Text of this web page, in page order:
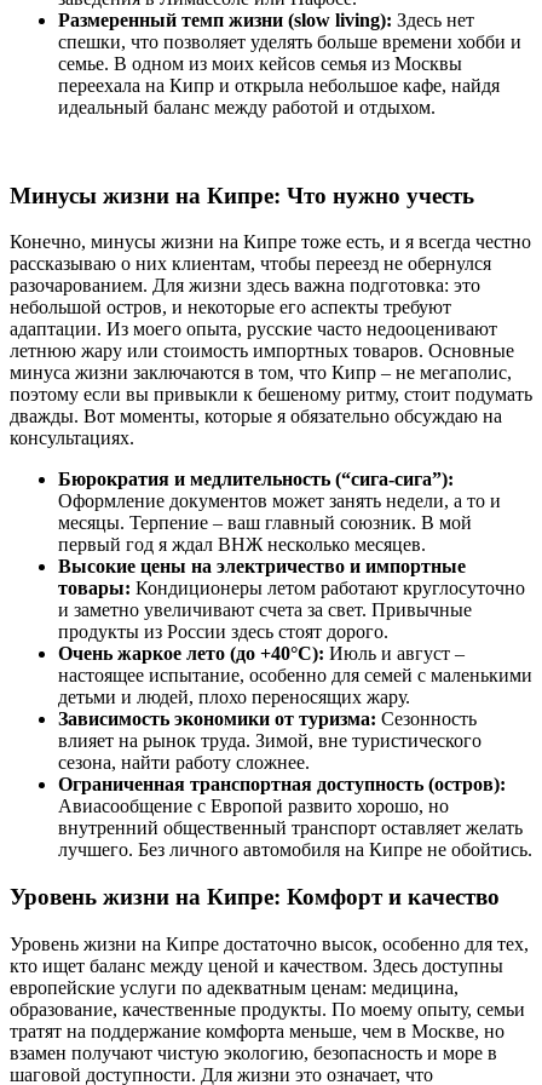
Размеренный темп жизни (slow living): Здесь нет
спешки, что позволяет уделять больше времени хобби и
семье. В одном из моих кейсов семья из Москвы
переехала на Кипр и открыла небольшое кафе, найдя
идеальный баланс между работой и отдыхом.
Минусы жизни на Кипре: Что нужно учесть
Конечно, минусы жизни на Кипре тоже есть, и я всегда честно
рассказываю о них клиентам, чтобы переезд не обернулся
разочарованием. Для жизни здесь важна подготовка: это
небольшой остров, и некоторые его аспекты требуют
адаптации. Из моего опыта, русские часто недооценивают
летнюю жару или стоимость импортных товаров. Основные
минуса жизни заключаются в том, что Кипр – не мегаполис,
поэтому если вы привыкли к бешеному ритму, стоит подумать
дважды. Вот моменты, которые я обязательно обсуждаю на
консультациях.
Бюрократия и медлительность (“сига-сига”):
Оформление документов может занять недели, а то и
месяцы. Терпение – ваш главный союзник. В мой
первый год я ждал ВНЖ несколько месяцев.
Высокие цены на электричество и импортные
товары: Кондиционеры летом работают круглосуточно
и заметно увеличивают счета за свет. Привычные
продукты из России здесь стоят дорого.
Очень жаркое лето (до +40°C): Июль и август –
настоящее испытание, особенно для семей с маленькими
детьми и людей, плохо переносящих жару.
Зависимость экономики от туризма: Сезонность
влияет на рынок труда. Зимой, вне туристического
сезона, найти работу сложнее.
Ограниченная транспортная доступность (остров):
Авиасообщение с Европой развито хорошо, но
внутренний общественный транспорт оставляет желать
лучшего. Без личного автомобиля на Кипре не обойтись.
Уровень жизни на Кипре: Комфорт и качество
Уровень жизни на Кипре достаточно высок, особенно для тех,
кто ищет баланс между ценой и качеством. Здесь доступны
европейские услуги по адекватным ценам: медицина,
образование, качественные продукты. По моему опыту, семьи
тратят на поддержание комфорта меньше, чем в Москве, но
взамен получают чистую экологию, безопасность и море в
шаговой доступности. Для жизни это означает, что